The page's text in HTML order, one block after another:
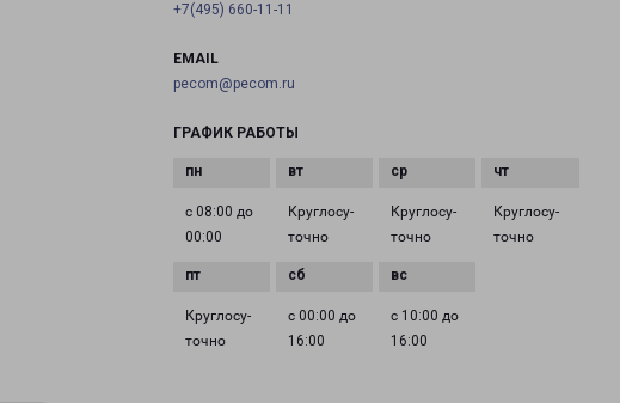
+7(495) 660-11-11
EMAIL
pecom@pecom.ru
ГРАФИК РАБОТЫ
с 08:00 до
00:00
Круглосу­
точно
Круглосу­
точно
Круглосу­
точно
Круглосу­
точно
с 00:00 до
16:00
с 10:00 до
16:00